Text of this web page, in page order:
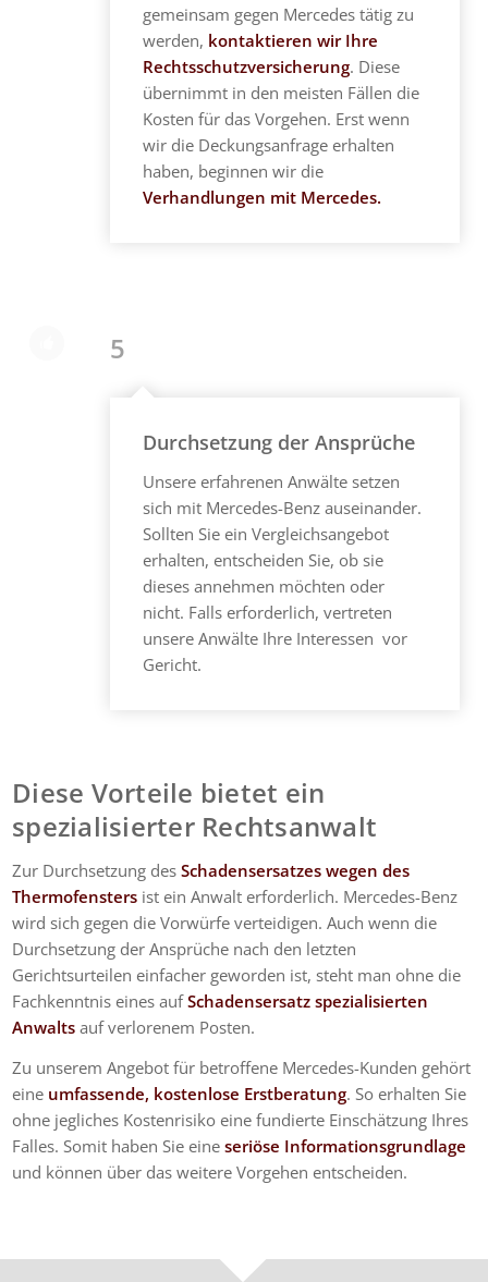
gemeinsam gegen Mercedes tätig zu
werden, kontaktieren wir Ihre
Rechtsschutzversicherung. Diese
übernimmt in den meisten Fällen die
Kosten für das Vorgehen. Erst wenn
wir die Deckungsanfrage erhalten
haben, beginnen wir die
Verhandlungen mit Mercedes.
5
Durchsetzung der Ansprüche
Unsere erfahrenen Anwälte setzen
sich mit Mercedes-Benz auseinander.
Sollten Sie ein Vergleichsangebot
erhalten, entscheiden Sie, ob sie
dieses annehmen möchten oder
nicht. Falls erforderlich, vertreten
unsere Anwälte Ihre Interessen vor
Gericht.
Diese Vorteile bietet ein
spezialisierter Rechtsanwalt
Zur Durchsetzung desSchadensersatzes wegen des
Thermofensters ist ein Anwalt erforderlich. Mercedes-Benz
wird sich gegen die Vorwürfe verteidigen. Auch wenn die
Durchsetzung der Ansprüche nach den letzten
Gerichtsurteilen einfacher geworden ist, steht man ohne die
Fachkenntnis eines aufSchadensersatz spezialisierten
Anwalts auf verlorenem Posten.
Zu unserem Angebot für betroffene Mercedes-Kunden gehört
eine umfassende, kostenlose Erstberatung. So erhalten Sie
ohne jegliches Kostenrisiko eine fundierte Einschätzung Ihres
Falles. Somit haben Sie eineseriöse Informationsgrundlage
und können über das weitere Vorgehen entscheiden.